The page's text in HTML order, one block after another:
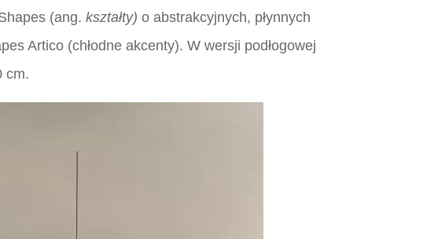
(ang.kształty) o abstrakcyjnych, płynnych
Artico (chłodne akcenty). W wersji podłogowej
cm.